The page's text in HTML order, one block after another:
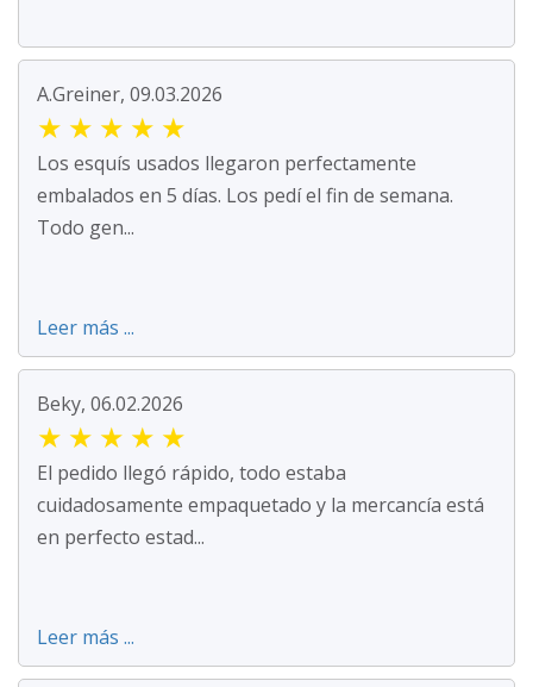
A.Greiner, 09.03.2026
★ ★ ★ ★ ★
Los esquís usados llegaron perfectamente
embalados en 5 días. Los pedí el fin de semana.
Todo gen...
Leer más ...
Beky, 06.02.2026
★ ★ ★ ★ ★
El pedido llegó rápido, todo estaba
cuidadosamente empaquetado y la mercancía está
en perfecto estad...
Leer más ...